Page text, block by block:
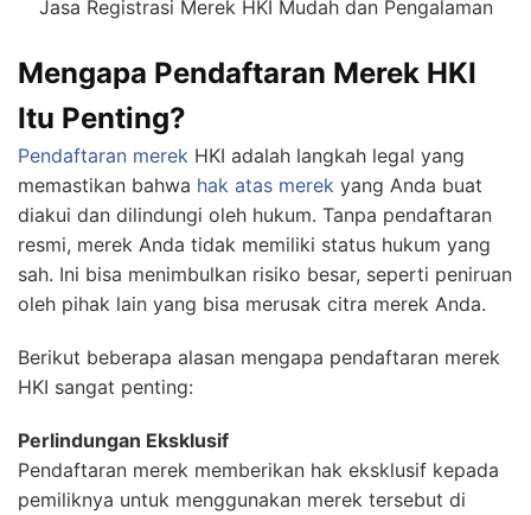
Jasa Registrasi Merek HKI Mudah dan Pengalaman
Mengapa Pendaftaran Merek HKI
Itu Penting?
Pendaftaran merek HKI adalah langkah legal yang
memastikan bahwa hak atas merek yang Anda buat
diakui dan dilindungi oleh hukum. Tanpa pendaftaran
resmi, merek Anda tidak memiliki status hukum yang
sah. Ini bisa menimbulkan risiko besar, seperti peniruan
oleh pihak lain yang bisa merusak citra merek Anda.
Berikut beberapa alasan mengapa pendaftaran merek
HKI sangat penting:
Perlindungan Eksklusif
Pendaftaran merek memberikan hak eksklusif kepada
pemiliknya untuk menggunakan merek tersebut di